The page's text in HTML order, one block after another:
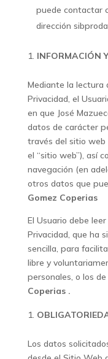
puede contactar
dirección
INFORMACIÓN
Mediante la lectura
Privacidad, el
en que José
datos de carácter
través del sitio
el “sitio web”), así
navegación (en
otros datos que
Gomez Coperias
El Usuario debe
Privacidad, que ha
sencilla, para
libre y
personales, o los
Coperias .
Los datos